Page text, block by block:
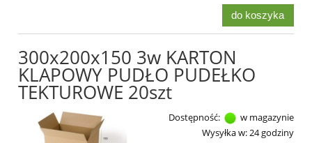
do koszyka
300x200x150 3w KARTON
KLAPOWY PUDŁO PUDEŁKO
TEKTUROWE 20szt
Dostępność:
w magazynie
Wysyłka w:24 godziny